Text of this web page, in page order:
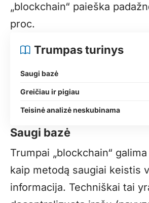
„blockchain“ paieška
proc.
Trumpas turinys
Saugi bazė
Greičiau ir pigiau
Teisinė analizė neskubinama
Saugi bazė
Trumpai „blockchain“
kaip metodą saugiai keistis
informacija. Techniškai tai